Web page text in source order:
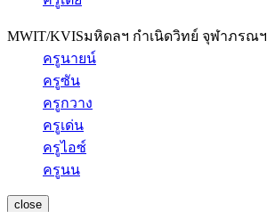
MWIT/KVISมหิดลฯ กำเนิดวิทย์ จุฬาภรณฯ
ครูนายน์
ครูซัน
ครูกวาง
ครูเด่น
ครูไอซ์
ครูนน
close